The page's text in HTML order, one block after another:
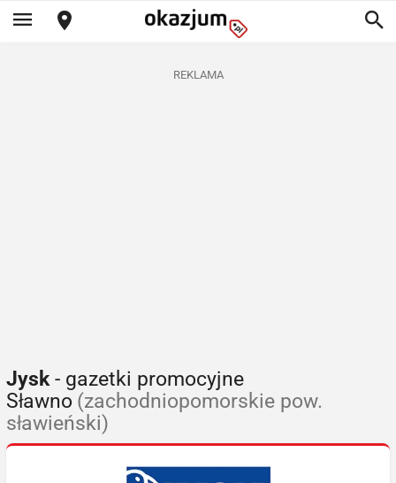
REKLAMA
Jysk- gazetki promocyjne
Sławno (zachodniopomorskie pow.
sławieński)